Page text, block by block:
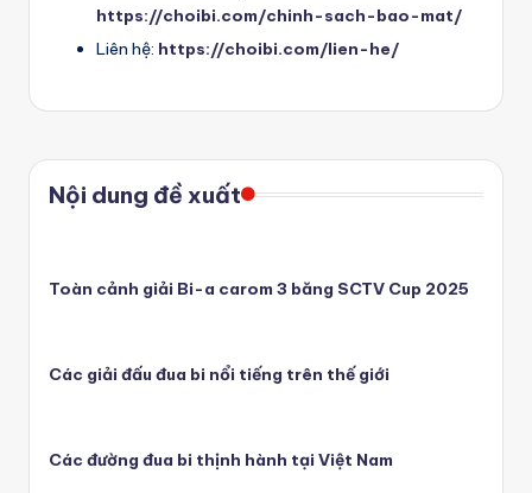
https://choibi.com/chinh-sach-bao-mat/
Liên hệ: https://choibi.com/lien-he/
Nội dung đề xuất
Toàn cảnh giải Bi-a carom 3 băng SCTV Cup 2025
Các giải đấu đua bi nổi tiếng trên thế giới
Các đường đua bi thịnh hành tại Việt Nam